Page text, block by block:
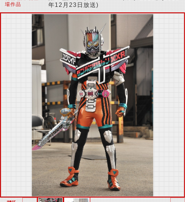
場作品
年12月23日放送)